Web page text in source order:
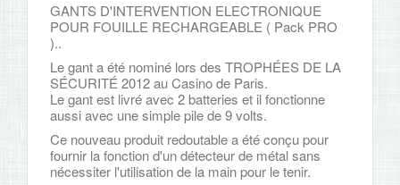
GANTS D'INTERVENTION ELECTRONIQUE
POUR FOUILLE RECHARGEABLE ( Pack PRO
)..
Le gant a été nominé lors des TROPHÉES DE LA
SÉCURITÉ 2012 au Casino de Paris.
Le gant est livré avec 2 batteries et il fonctionne
aussi avec une simple pile de 9 volts.
Ce nouveau produit redoutable a été conçu pour
fournir la fonction d'un détecteur de métal sans
nécessiter l'utilisation de la main pour le tenir.